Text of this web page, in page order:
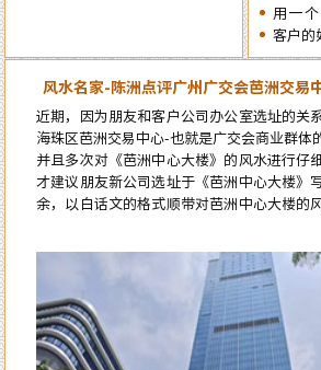
周年庆
朋友的
用一
2026
客户的
风水名家-陈洲点评广州广交会芭洲交易
近期，因为朋友和客户公司办公室选址的关
海珠区芭洲交易中心-也就是广交会商业群体
并且多次对《芭洲中心大楼》的风水进行仔
才建议朋友新公司选址于《芭洲中心大楼》
余，以白话文的格式顺带对芭洲中心大楼的
进行点评。而要想更科学的论断芭洲中心大
必须先了解知道芭洲中心大楼及本区位的风